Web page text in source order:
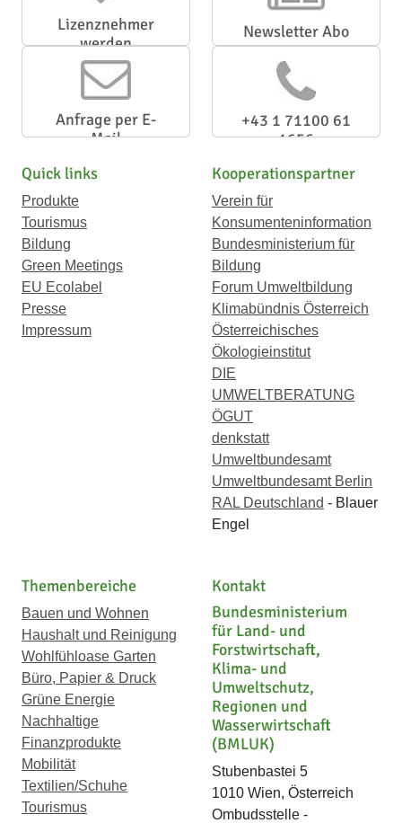
Lizenznehmer
werden
Newsletter Abo
Anfrage per E-
Mail
+43 1 71100 61
1656
Quick links
Produkte
Tourismus
Bildung
Green Meetings
EU Ecolabel
Presse
Impressum
Kooperationspartner
Verein für
Konsumenteninformation
Bundesministerium für
Bildung
Forum Umweltbildung
Klimabündnis Österreich
Österreichisches
Ökologieinstitut
DIE
UMWELTBERATUNG
ÖGUT
denkstatt
Umweltbundesamt
Umweltbundesamt Berlin
RAL Deutschland - Blauer
Engel
Themenbereiche
Bauen und Wohnen
Haushalt und Reinigung
Wohlfühloase Garten
Büro, Papier & Druck
Grüne Energie
Nachhaltige
Finanzprodukte
Mobilität
Textilien/Schuhe
Tourismus
Kontakt
Bundesministerium
für Land- und
Forstwirtschaft,
Klima- und
Umweltschutz,
Regionen und
Wasserwirtschaft
(BMLUK)
Stubenbastei 5
1010 Wien, Österreich
Ombudsstelle -